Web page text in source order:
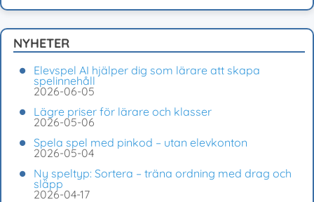
NYHETER
Elevspel AI hjälper dig som lärare att skapa
spelinnehåll
2026-06-05
Lägre priser för lärare och klasser
2026-05-06
Spela spel med pinkod – utan elevkonton
2026-05-04
Ny speltyp: Sortera – träna ordning med drag och
släpp
2026-04-17